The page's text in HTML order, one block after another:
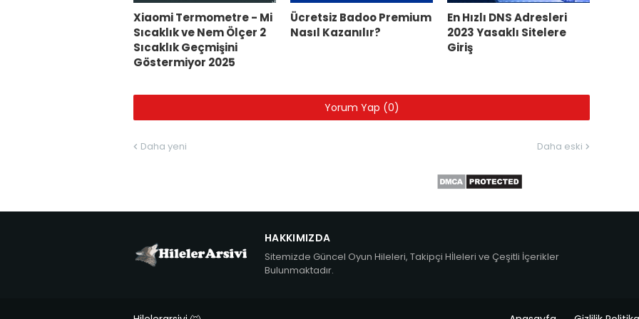
Xiaomi Termometre - Mi
Sıcaklık ve Nem Ölçer 2
Sıcaklık Geçmişini
Göstermiyor 2025
Ücretsiz Badoo Premium
Nasıl Kazanılır?
En Hızlı DNS Adresleri
2023 Yasaklı Sitelere
Giriş
Yorum Yap (0)
Daha yeni Daha eski
HAKKIMIZDA
Sitemizde Güncel Oyun Hileleri, Takipçi Hİleleri ve Çeşitli İçerikler
Bulunmaktadır.